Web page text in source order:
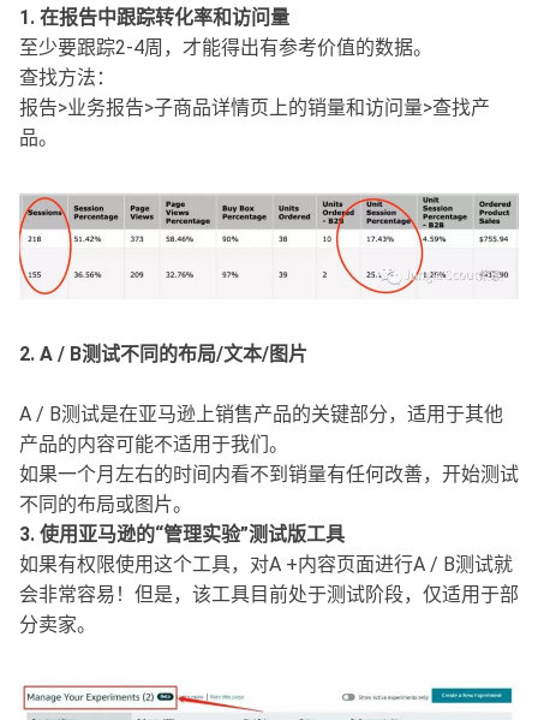
1. 在报告中跟踪转化率和访问量
至少要跟踪2-4周，才能得出有参考价值的数据。
查找方法：
报告>业务报告>子商品详情页上的销量和访问量>查找产
品。
2. A / B测试不同的布局/文本/图片
A / B测试是在亚马逊上销售产品的关键部分，适用于其他
产品的内容可能不适用于我们。
如果一个月左右的时间内看不到销量有任何改善，开始测试
不同的布局或图片。
3. 使用亚马逊的“管理实验”测试版工具
如果有权限使用这个工具，对A +内容页面进行A / B测试就
会非常容易！但是，该工具目前处于测试阶段，仅适用于部
分卖家。